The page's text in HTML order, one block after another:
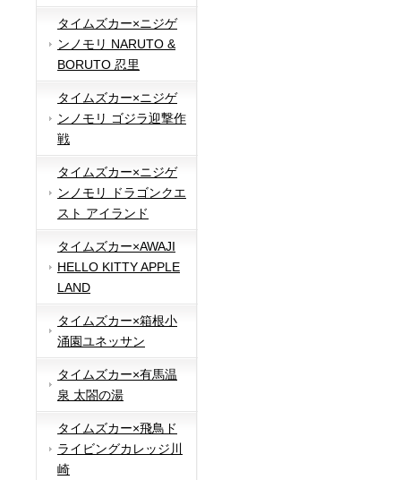
タイムズカー×ニジゲ
ンノモリ NARUTO &
BORUTO 忍里
タイムズカー×ニジゲ
ンノモリ ゴジラ迎撃作
戦
タイムズカー×ニジゲ
ンノモリ ドラゴンクエ
スト アイランド
タイムズカー×AWAJI
HELLO KITTY APPLE
LAND
タイムズカー×箱根小
涌園ユネッサン
タイムズカー×有馬温
泉 太閤の湯
タイムズカー×飛鳥ド
ライビングカレッジ川
崎